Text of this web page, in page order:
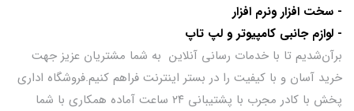
- سخت افزار ونرم افزار
- لوازم جانبی کامپیوتر و لپ تاپ
برآن‌شدیم تا با خدمات رسانی آنلاین به شما مشتریان عزیز جهت
خرید آسان و با کیفیت را در بستر اینترنت فراهم کنیم.فروشگاه اداری
پخش با کادر مجرب با پشتیبانی ۲۴ ساعت آماده همکاری با شما